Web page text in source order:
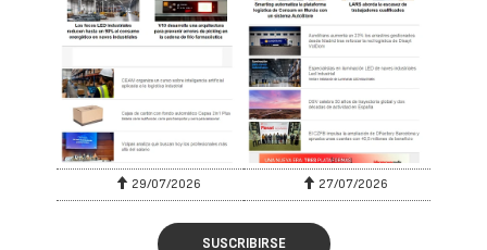
29/07/2026 27/07/2026
SUSCRIBIRSE